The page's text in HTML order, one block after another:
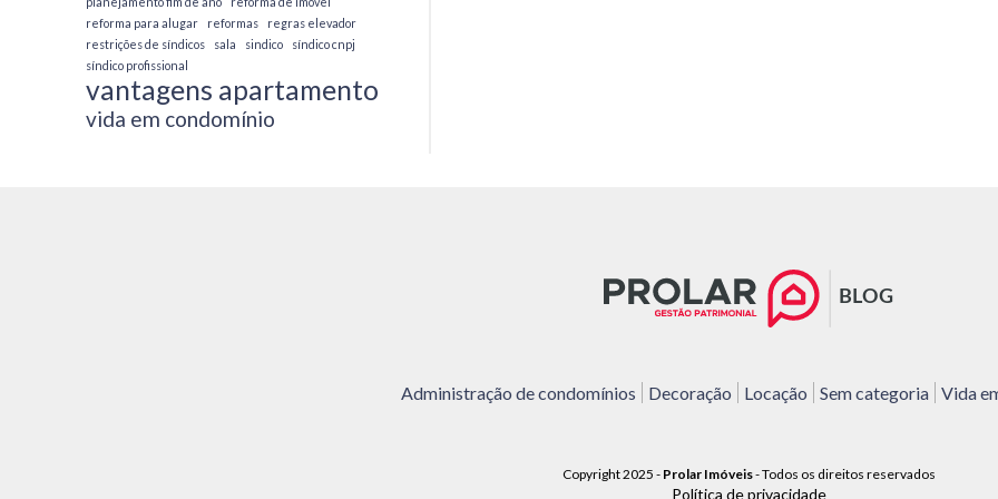
reforma para alugar
reformas
regras elevador
restrições de síndicos
sala sindico
síndico cnpj
síndico profissional
vantagens apartamento
vida em condomínio
Administração de condomínios Decoração Locação Sem categoria Vida
Copyright 2025 - Prolar Imóveis-Todos os direitos reservados
Política de privacidade